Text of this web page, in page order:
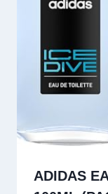
ADIDAS